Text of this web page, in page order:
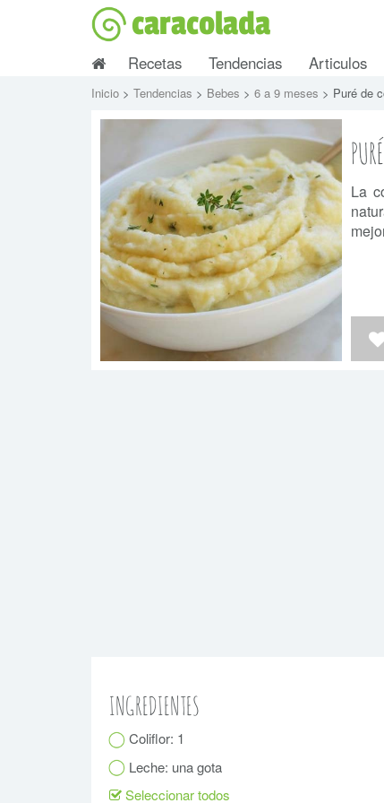
caracolada
Recetas Tendencias Articulos
Inicio > Tendencias > Bebes > 6 a 9 meses > Puré de
La
INGREDIENTES
Coliflor: 1
Leche: una gota
Seleccionar todos